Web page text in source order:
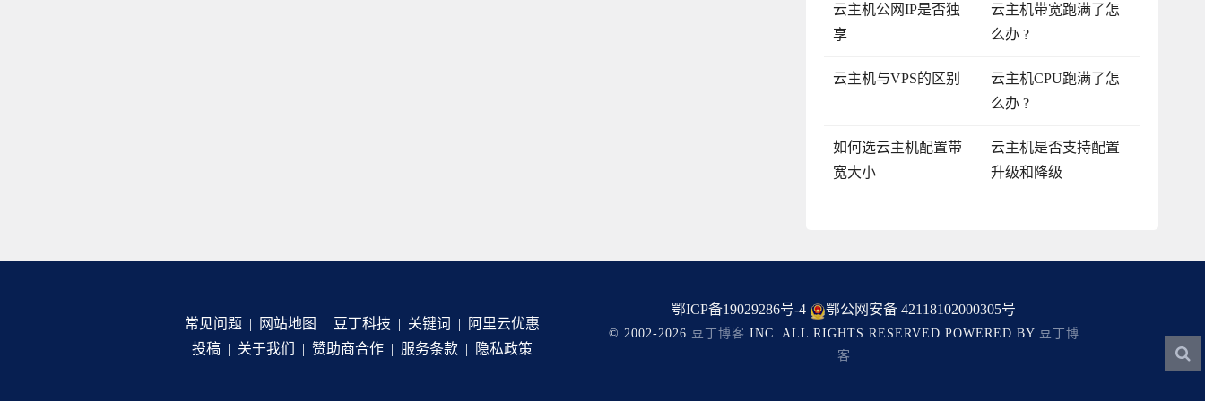
云主机公网IP是否独
享
云主机带宽跑满了怎
么办 ?
云主机与VPS的区别
云主机CPU跑满了怎
么办 ?
如何选云主机配置带
宽大小
云主机是否支持配置
升级和降级
常见问题 | 网站地图 | 豆丁科技 | 关键词 |
阿里云优惠
投稿| 关于我们 | 赞助商合作| 服务条款| 隐私政策
鄂ICP备19029286号-4 鄂公网安备 42118102000305号
© 2002-2026 豆丁博客 INC. ALL RIGHTS RESERVED.POWERED BY 豆丁博
客